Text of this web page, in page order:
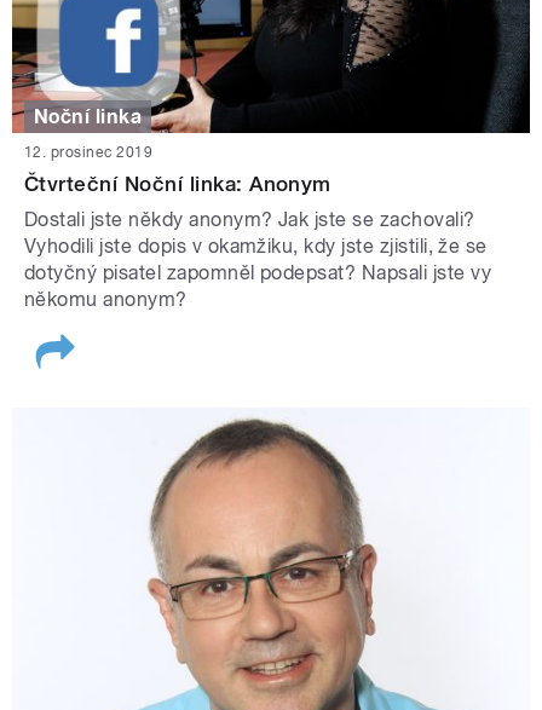
Noční linka
12. prosinec 2019
Čtvrteční Noční linka: Anonym
Dostali jste někdy anonym? Jak jste se zachovali?
Vyhodili jste dopis v okamžiku, kdy jste zjistili, že se
dotyčný pisatel zapomněl podepsat? Napsali jste vy
někomu anonym?